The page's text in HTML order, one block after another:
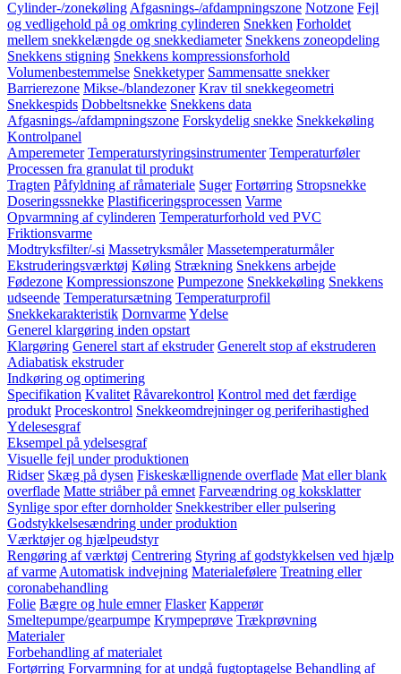
Cylinder-/zonekøling Afgasnings-/afdampningszone Notzone Fejl
og vedligehold på og omkring cylinderen Snekken Forholdet
mellem snekkelængde og snekkediameter Snekkens zoneopdeling
Snekkens stigning Snekkens kompressionsforhold
Volumenbestemmelse Snekketyper Sammensatte snekker
Barrierezone Mikse-/blandezoner Krav til snekkegeometri
Snekkespids Dobbeltsnekke Snekkens data
Afgasnings-/afdampningszone Forskydelig snekke Snekkekøling
Kontrolpanel
Amperemeter Temperaturstyringsinstrumenter Temperaturføler
Processen fra granulat til produkt
Tragten Påfyldning af råmateriale Suger Fortørring Stropsnekke
Doseringssnekke Plastificeringsprocessen Varme
Opvarmning af cylinderen Temperaturforhold ved PVC
Friktionsvarme
Modtryksfilter/-si Massetryksmåler Massetemperaturmåler
Ekstruderingsværktøj Køling Strækning Snekkens arbejde
Fødezone Kompressionszone Pumpezone Snekkekøling Snekkens
udseende Temperatursætning Temperaturprofil
Snekkekarakteristik DornvarmeYdelse
Generel klargøring inden opstart
Klargøring Generel start af ekstruder Generelt stop af ekstruderen
Adiabatisk ekstruder
Indkøring og optimering
Specifikation Kvalitet Råvarekontrol Kontrol med det færdige
produkt Proceskontrol Snekkeomdrejninger og periferihastighed
Ydelesesgraf
Eksempel på ydelsesgraf
Visuelle fejl under produktionen
Ridser Skæg på dysen Fiskeskællignende overflade Mat eller blank
overflade Matte striåber på emnet Farveændring og koksklatter
Synlige spor efter dornholder Snekkestriber eller pulsering
Godstykkelsesændring under produktion
Værktøjer og hjælpeudstyr
Rengøring af værktøj Centrering Styring af godstykkelsen ved hjælp
af varme Automatisk indvejning Materialefølere Treatning eller
coronabehandling
Folie Bægre og hule emner Flasker Kapperør
Smeltepumpe/gearpumpe Krympeprøve Trækprøvning
Materialer
Forbehandling af materialet
Fortørring Forvarmning for at undgå fugtoptagelse Behandling af